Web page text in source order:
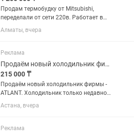
Продам термобудку от Mitsubishi,
переделали от сети 220в. Работает в
двух вариантах как плюсовой
холодильник и минусовой
Ауэзовский район, мкр.Достык. Выше
Кар сити....
Алматы, вчера
Реклама
Продаём новый холодильник фирмы - ATLANT.
215 000 ₸
Продаём новый холодильник фирмы -
ATLANT. Холодильник только недавно
купили. Продаём, в связи с тем что не
подошёл по размеру. Холодильник
установки в кухонный...
Астана, вчера
Реклама